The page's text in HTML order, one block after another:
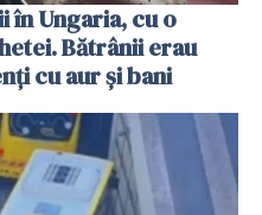
Ungaria, cu o
Bătrânii erau
cu aur și bani